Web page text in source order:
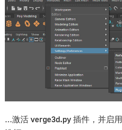
插件系统｜Plugins
...激活verge3d.py插件，并启用